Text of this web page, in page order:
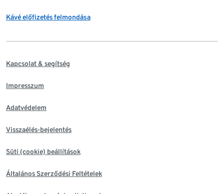
Kávé előfizetés felmondása
Kapcsolat & segítség
Impresszum
Adatvédelem
Visszaélés-bejelentés
Süti (cookie) beállítások
Általános Szerződési Feltételek